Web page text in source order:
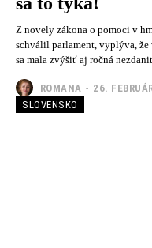
Z novely zákona o pomoci v
schválil parlament, vyplýva,
sa mala zvýšiť aj ročná
ROMANA - 26.
SLOVENSKO